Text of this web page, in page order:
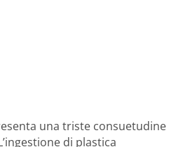
una triste consuetudine
di plastica